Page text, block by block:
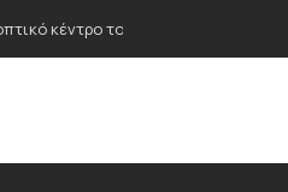
Δημητρίου – «Καταστρέφουν την